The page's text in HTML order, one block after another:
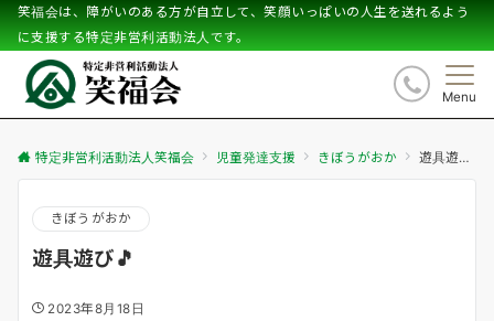
笑福会は、障がいのある方が自立して、笑顔いっぱいの人生を送れるよう
に支援する特定非営利活動法人です。
Menu
特定非営利活動法人笑福会 児童発達支援 きぼうがおか 遊具遊び🎵
きぼうがおか
遊具遊び🎵
2023年8月18日